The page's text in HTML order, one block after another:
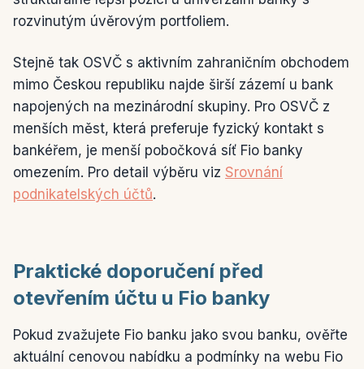
rozvinutým úvěrovým portfoliem.
Stejně tak OSVČ s aktivním zahraničním obchodem
mimo Českou republiku najde širší zázemí u bank
napojených na mezinárodní skupiny. Pro OSVČ z
menších měst, která preferuje fyzický kontakt s
bankéřem, je menší pobočková síť Fio banky
omezením. Pro detail výběru viz Srovnání
podnikatelských účtů.
Praktické doporučení před
otevřením účtu u Fio banky
Pokud zvažujete Fio banku jako svou banku, ověřte
aktuální cenovou nabídku a podmínky na webu Fio